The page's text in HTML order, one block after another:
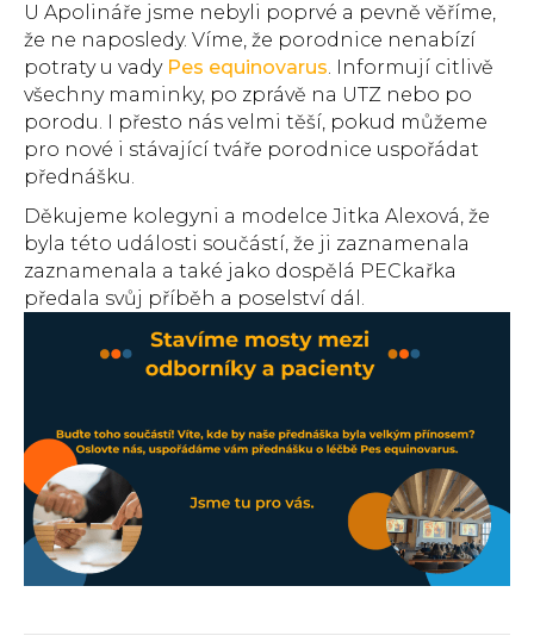
U Apolináře jsme nebyli poprvé a pevně věříme,
že ne naposledy. Víme, že porodnice nenabízí
potraty u vady Pes equinovarus. Informují citlivě
všechny maminky, po zprávě na UTZ nebo po
porodu. I přesto nás velmi těší, pokud můžeme
pro nové i stávající tváře porodnice uspořádat
přednášku.
Děkujeme kolegyni a modelce Jitka Alexová, že
byla této události součástí, že ji zaznamenala
zaznamenala a také jako dospělá PECkařka
předala svůj příběh a poselství dál.